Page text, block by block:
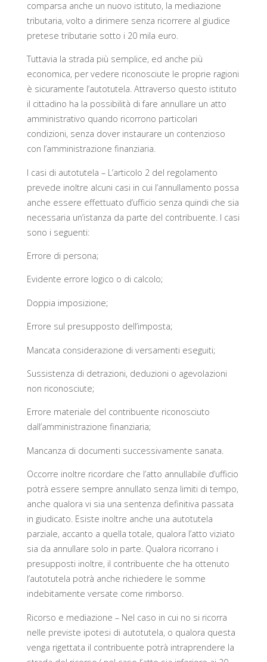
comparsa anche un nuovo istituto, la mediazione
tributaria, volto a dirimere senza ricorrere al giudice
pretese tributarie sotto i 20 mila euro.
Tuttavia la strada più semplice, ed anche più
economica, per vedere riconosciute le proprie ragioni
è sicuramente l’autotutela. Attraverso questo istituto
il cittadino ha la possibilità di fare annullare un atto
amministrativo quando ricorrono particolari
condizioni, senza dover instaurare un contenzioso
con l’amministrazione finanziaria.
I casi di autotutela – L’articolo 2 del regolamento
prevede inoltre alcuni casi in cui l’annullamento possa
anche essere effettuato d’ufficio senza quindi che sia
necessaria un’istanza da parte del contribuente. I casi
sono i seguenti:
Errore di persona;
Evidente errore logico o di calcolo;
Doppia imposizione;
Errore sul presupposto dell’imposta;
Mancata considerazione di versamenti eseguiti;
Sussistenza di detrazioni, deduzioni o agevolazioni
non riconosciute;
Errore materiale del contribuente riconosciuto
dall’amministrazione finanziaria;
Mancanza di documenti successivamente sanata.
Occorre inoltre ricordare che l’atto annullabile d’ufficio
potrà essere sempre annullato senza limiti di tempo,
anche qualora vi sia una sentenza definitiva passata
in giudicato. Esiste inoltre anche una autotutela
parziale, accanto a quella totale, qualora l’atto viziato
sia da annullare solo in parte. Qualora ricorrano i
presupposti inoltre, il contribuente che ha ottenuto
l’autotutela potrà anche richiedere le somme
indebitamente versate come rimborso.
Ricorso e mediazione – Nel caso in cui no si ricorra
nelle previste ipotesi di autotutela, o qualora questa
venga rigettata il contribuente potrà intraprendere la